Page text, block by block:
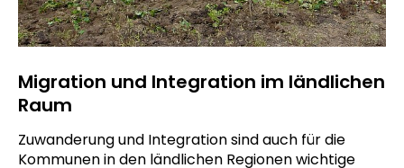
Migration und Integration im ländlichen
Raum
Zuwanderung und Integration sind auch für die
Kommunen in den ländlichen Regionen wichtige